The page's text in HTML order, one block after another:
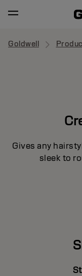
Goldwell
Gives any
sleek to